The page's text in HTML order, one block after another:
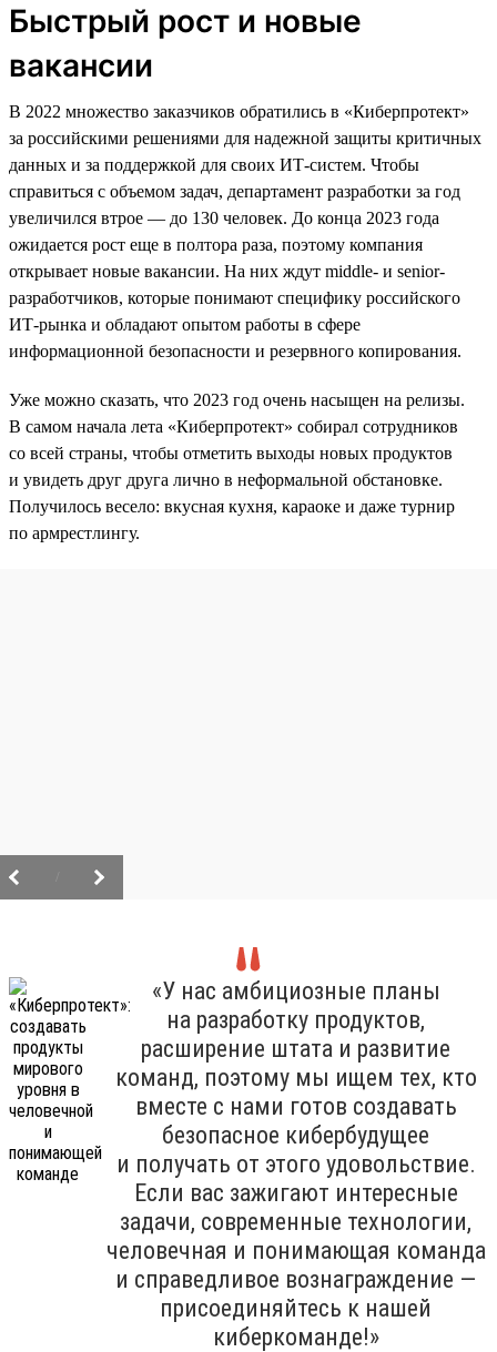
Быстрый рост и новые
вакансии
В 2022 множество заказчиков обратились в «Киберпротект»
за российскими решениями для надежной защиты критичных
данных и за поддержкой для своих ИТ-систем. Чтобы
справиться с объемом задач, департамент разработки за год
увеличился втрое — до 130 человек. До конца 2023 года
ожидается рост еще в полтора раза, поэтому компания
открывает новые вакансии. На них ждут middle- и senior-
разработчиков, которые понимают специфику российского
ИТ-рынка и обладают опытом работы в сфере
информационной безопасности и резервного копирования.
Уже можно сказать, что 2023 год очень насыщен на релизы.
В самом начала лета «Киберпротект» собирал сотрудников
со всей страны, чтобы отметить выходы новых продуктов
и увидеть друг друга лично в неформальной обстановке.
Получилось весело: вкусная кухня, караоке и даже турнир
по армрестлингу.
«У нас амбициозные планы
на разработку продуктов,
расширение штата и развитие
команд, поэтому мы ищем тех, кто
вместе с нами готов создавать
безопасное кибербудущее
и получать от этого удовольствие.
Если вас зажигают интересные
задачи, современные технологии,
человечная и понимающая команда
и справедливое вознаграждение —
присоединяйтесь к нашей
киберкоманде!»